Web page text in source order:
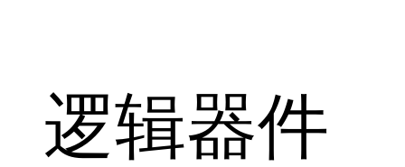
逻辑器件